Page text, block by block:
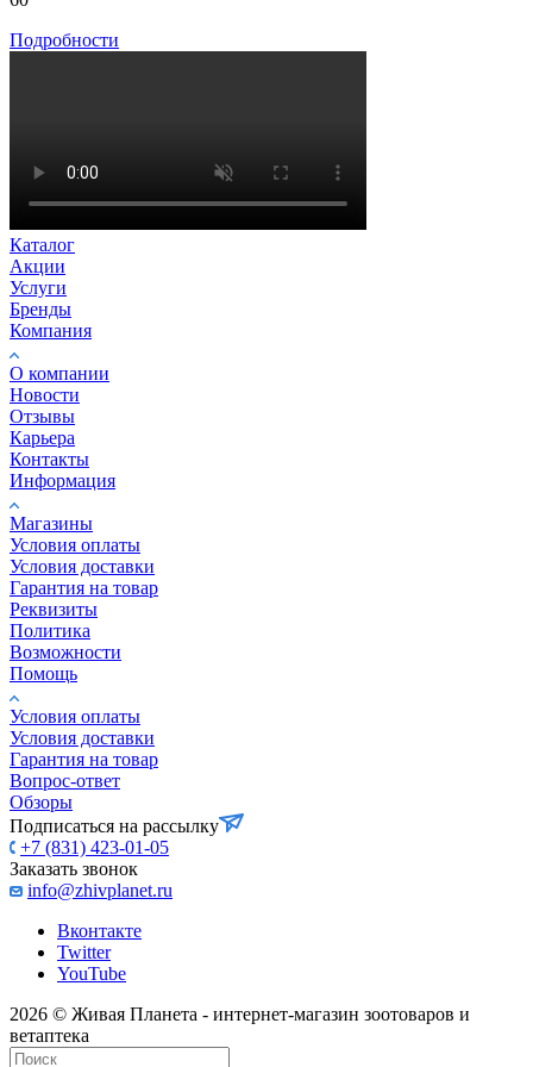
Подробности
Каталог
Акции
Услуги
Бренды
Компания
О компании
Новости
Отзывы
Карьера
Контакты
Информация
Магазины
Условия оплаты
Условия доставки
Гарантия на товар
Реквизиты
Политика
Возможности
Помощь
Условия оплаты
Условия доставки
Гарантия на товар
Вопрос-ответ
Обзоры
Подписаться на рассылку
+7 (831) 423-01-05
Заказать звонок
info@zhivplanet.ru
Вконтакте
Twitter
YouTube
2026 © Живая Планета - интернет-магазин зоотоваров и
ветаптека